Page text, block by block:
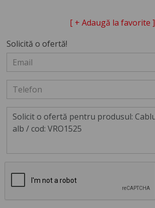
[ + Adaugă la favorite ]
Solicită o ofertă!